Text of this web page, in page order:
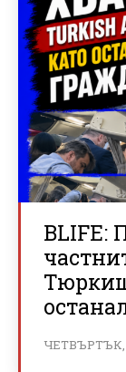
BLIFE:
ЧЕТВЪРТЪК,